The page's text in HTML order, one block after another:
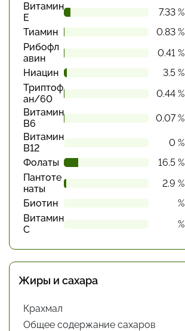
Витамин
Е
7.33 %
Тиамин
0.83 %
Рибофл
авин
0.41 %
Ниацин
3.5 %
Триптоф
ан/60
0.44 %
Витамин
В6
0.07 %
Витамин
В12
0 %
Фолаты
16.5 %
Пантоте
наты
2.9 %
Биотин
%
Витамин
С
%
Жиры и сахара
Крахмал
Общее содержание сахаров